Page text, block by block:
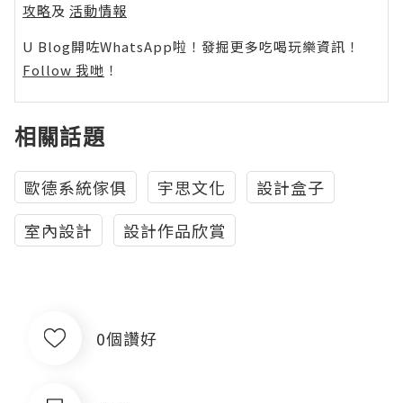
攻略及 活動情報
U Blog開咗WhatsApp啦！發掘更多吃喝玩樂資訊！
Follow 我哋 ！
相關話題
歐德系統傢俱 宇思文化
設計盒子
室內設計
設計作品欣賞
0個讚好